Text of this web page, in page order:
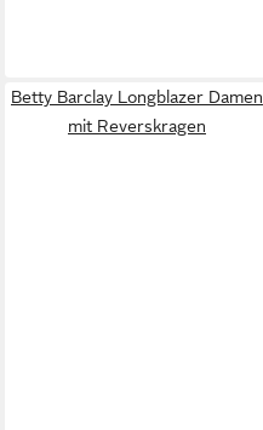
Betty Barclay Longblazer Damen
mit Reverskragen